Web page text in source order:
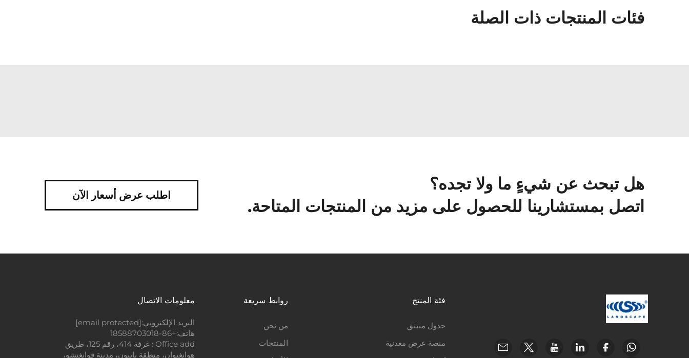
فئات المنتجات ذات الصلة
هل تبحث عن شيءٍ ما ولا تجده؟
اتصل بمستشارينا للحصول على مزيد من المنتجات المتاحة.
اطلب عرض أسعار الآن
فئة المنتج
جدول منبثق
منصة عرض معدنية
روابط سريعة
من نحن
المنتجات
معلومات الاتصال
البريد الإلكتروني:[email protected]
هاتف:+86-18588703018
Office add : غرفة 414، رقم 125، طريق
هوانغيوان، منطقة باييون، مدينة قوانغتشو،